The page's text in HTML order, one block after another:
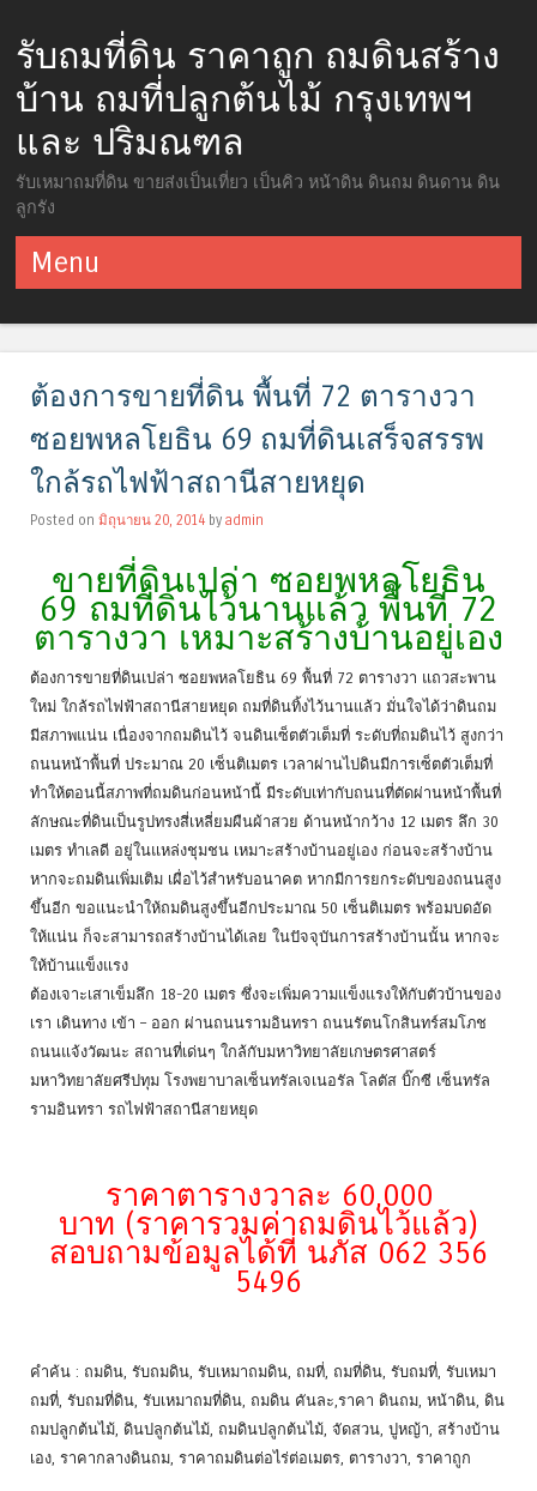
รับถมที่ดิน ราคาถูก ถมดินสร้าง
บ้าน ถมที่ปลูกต้นไม้ กรุงเทพฯ
และ ปริมณฑล
รับเหมาถมที่ดิน ขายส่งเป็นเที่ยว เป็นคิว หน้าดิน ดินถม ดินดาน ดิน
ลูกรัง
Menu
ต้องการขายที่ดิน พื้นที่ 72 ตารางวา
ซอยพหลโยธิน 69 ถมที่ดินเสร็จสรรพ
ใกล้รถไฟฟ้าสถานีสายหยุด
Posted on มิถุนายน 20, 2014 by admin
ขายที่ดินเปล่า ซอยพหลโยธิน
69 ถมที่ดินไว้นานแล้ว พื้นที่ 72
ตารางวา เหมาะสร้างบ้านอยู่เอง
ต้องการขายที่ดินเปล่า ซอยพหลโยธิน 69 พื้นที่ 72 ตารางวา แถวสะพาน
ใหม่ ใกล้รถไฟฟ้าสถานีสายหยุด ถมที่ดินทิ้งไว้นานแล้ว มั่นใจได้ว่าดินถม
มีสภาพแน่น เนื่องจากถมดินไว้ จนดินเซ็ตตัวเต็มที่ ระดับที่ถมดินไว้ สูงกว่า
ถนนหน้าพื้นที่ ประมาณ 20 เซ็นติเมตร เวลาผ่านไปดินมีการเซ็ตตัวเต็มที่
ทำให้ตอนนี้สภาพที่ถมดินก่อนหน้านี้ มีระดับเท่ากับถนนที่ตัดผ่านหน้าพื้นที่
ลักษณะที่ดินเป็นรูปทรงสี่เหลี่ยมผืนผ้าสวย ด้านหน้ากว้าง 12 เมตร ลึก 30
เมตร ทำเลดี อยู่ในแหล่งชุมชน เหมาะสร้างบ้านอยู่เอง ก่อนจะสร้างบ้าน
หากจะถมดินเพิ่มเติม เผื่อไว้สำหรับอนาคต หากมีการยกระดับของถนนสูง
ขึ้นอีก ขอแนะนำให้ถมดินสูงขึ้นอีกประมาณ 50 เซ็นติเมตร พร้อมบดอัด
ให้แน่น ก็จะสามารถสร้างบ้านได้เลย ในปัจจุบันการสร้างบ้านนั้น หากจะ
ให้บ้านแข็งแรง
ต้องเจาะเสาเข็มลึก 18-20 เมตร ซึ่งจะเพิ่มความแข็งแรงให้กับตัวบ้านของ
เรา เดินทาง เข้า – ออก ผ่านถนนรามอินทรา ถนนรัตนโกสินทร์สมโภช
ถนนแจ้งวัฒนะ สถานที่เด่นๆ ใกล้กับมหาวิทยาลัยเกษตรศาสตร์
มหาวิทยาลัยศรีปทุม โรงพยาบาลเซ็นทรัลเจเนอรัล โลตัส บิ๊กซี เซ็นทรัล
รามอินทรา รถไฟฟ้าสถานีสายหยุด
ราคาตารางวาละ 60,000
บาท (ราคารวมค่าถมดินไว้แล้ว)
สอบถามข้อมูลได้ที่ นภัส 062 356
5496
คำค้น : ถมดิน, รับถมดิน, รับเหมาถมดิน, ถมที่, ถมที่ดิน, รับถมที่, รับเหมา
ถมที่, รับถมที่ดิน, รับเหมาถมที่ดิน, ถมดิน คันละ,ราคา ดินถม, หน้าดิน, ดิน
ถมปลูกต้นไม้, ดินปลูกต้นไม้, ถมดินปลูกต้นไม้, จัดสวน, ปูหญ้า, สร้างบ้าน
เอง, ราคากลางดินถม, ราคาถมดินต่อไร่ต่อเมตร, ตารางวา, ราคาถูก